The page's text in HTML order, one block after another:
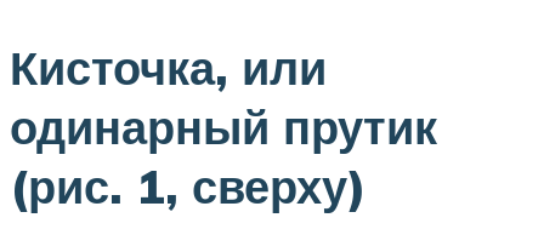
Кисточка, или
одинарный прутик
(рис. 1, сверху)